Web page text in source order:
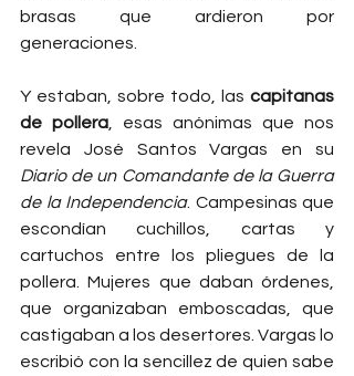
brasas que ardieron por
generaciones.
Y estaban, sobre todo, las capitanas
de pollera , esas anónimas que nos
Diario de un Comandante de la Guerra
de la Independencia. Campesinas que
escondían cuchillos, cartas y
cartuchos entre los pliegues de la
pollera. Mujeres que daban órdenes,
que organizaban emboscadas, que
castigaban a los desertores. Vargas lo
escribió con la sencillez de quien sabe